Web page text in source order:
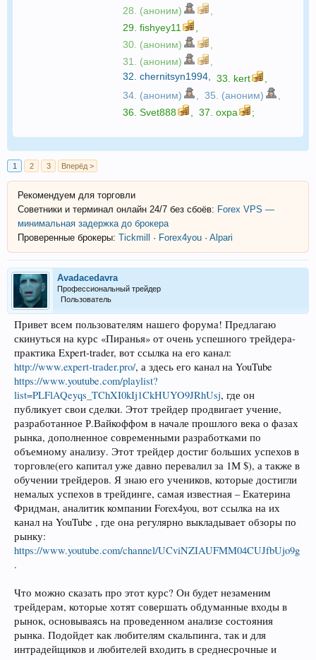
28. (аноним)
29. fishyey11
30. (аноним)
31. (аноним)
32. chernitsyn1994 33. kert
34. (аноним)
35. (аноним)
36. Svet888 37. oxpa ;
1 2 3 Вперёд >
Рекомендуем для торговли
Советники и терминал онлайн 24/7 без сбоёв: Forex VPS —
минимальная задержка до брокера
Проверенные брокеры: Tickmill · Forex4you · Alpari
Avadacedavra
Профессиональный трейдер
Пользователь
Привет всем пользователям нашего форума! Предлагаю
скинуться на курс «Пиранья» от очень успешного трейдера-
практика Expert-trader, вот ссылка на его канал:
http://www.expert-trader.pro/, а здесь его канал на YouTube
https://www.youtube.com/playlist?
list=PLFlAQeyqs_TChXI0kIj1CkHUYO9JRhUsj, где он
публикует свои сделки. Этот трейдер продвигает учение,
разработанное Р.Вайкоффом в начале прошлого века о фазах
рынка, дополненное современными разработками по
объемному анализу. Этот трейдер достиг больших успехов в
торговле(его капитал уже давно перевалил за 1М $), а также в
обучении трейдеров. Я знаю его учеников, которые достигли
немалых успехов в трейдинге, самая известная – Екатерина
Фридман, аналитик компании Forex4you, вот ссылка на их
канал на YouTube , где она регулярно выкладывает обзоры по
рынку:
https://www.youtube.com/channel/UCviNZIAUFMM04CUJfbUjo9g
.
Что можно сказать про этот курс? Он будет незаменим
трейдерам, которые хотят совершать обдуманные входы в
рынок, основываясь на проведенном анализе состояния
рынка. Подойдет как любителям скальпинга, так и для
интрадейщиков и любителей входить в среднесрочные и